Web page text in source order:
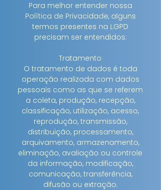
Para melhor entender nossa
Política de Privacidade, alguns
termos presentes na LGPD
precisam ser entendidos:
Tratamento
O tratamento de dados é toda
operação realizada com dados
pessoais como as que se referem
a coleta, produção, recepção,
classificação, utilização, acesso,
reprodução, transmissão,
distribuição, processamento,
arquivamento, armazenamento,
eliminação, avaliação ou controle
da informação, modificação,
comunicação, transferência,
difusão ou extração.